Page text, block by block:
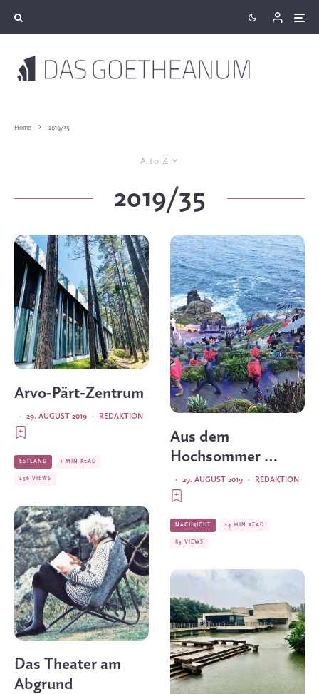
Home 2019/35
A to Z
2019/35
Arvo-Pärt-Zentrum
REDAKTION
·
29. AUGUST 2019
·
ESTLAND 1 MIN READ
236 VIEWS
Das Theater am
Abgrund
Aus dem
Hochsommer …
REDAKTION
·
29. AUGUST 2019
·
NACHRICHT 24 MIN READ
83 VIEWS